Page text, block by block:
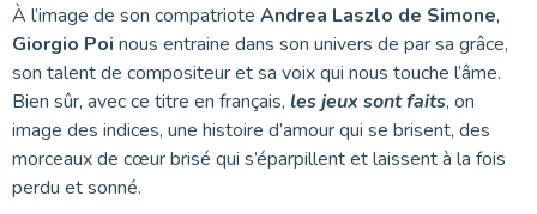
À l’image de son compatriote Andrea Laszlo de Simone,
Giorgio Poi nous entraine dans son univers de par sa grâce,
son talent de compositeur et sa voix qui nous touche l’âme.
Bien sûr, avec ce titre en français, les jeux sont faits, on
image des indices, une histoire d’amour qui se brisent, des
morceaux de cœur brisé qui s’éparpillent et laissent à la fois
perdu et sonné.